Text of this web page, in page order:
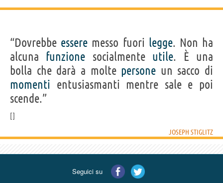
“Dovrebbe essere messo fuori legge. Non ha
alcuna funzione socialmente utile. È una
bolla che darà a molte persone un sacco di
momenti entusiasmanti mentre sale e poi
scende.”
JOSEPH STIGLITZ
Seguici su